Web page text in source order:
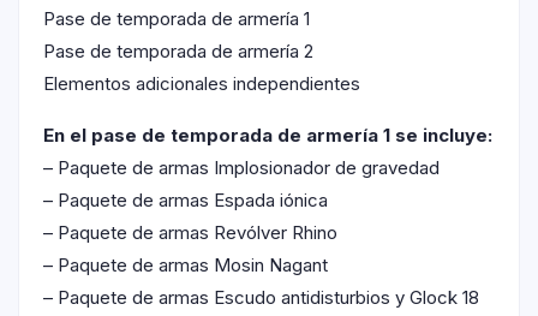
Pase de temporada de armería 1
Pase de temporada de armería 2
Elementos adicionales independientes
En el pase de temporada de armería 1 se incluye:
– Paquete de armas Implosionador de gravedad
– Paquete de armas Espada iónica
– Paquete de armas Revólver Rhino
– Paquete de armas Mosin Nagant
– Paquete de armas Escudo antidisturbios y Glock 18